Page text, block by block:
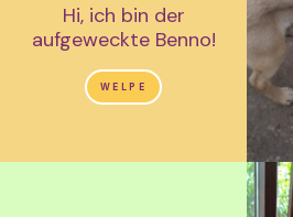
Hi, ich bin der
aufgeweckte Benno!
WELPE